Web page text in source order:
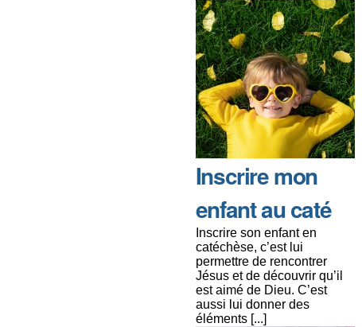
Inscrire mon
enfant au caté
Inscrire son enfant en
catéchèse, c’est lui
permettre de rencontrer
Jésus et de découvrir qu’il
est aimé de Dieu. C’est
aussi lui donner des
éléments [...]